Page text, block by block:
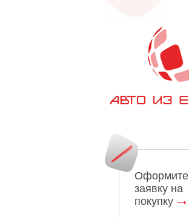
Оформите
заявку на
покупку